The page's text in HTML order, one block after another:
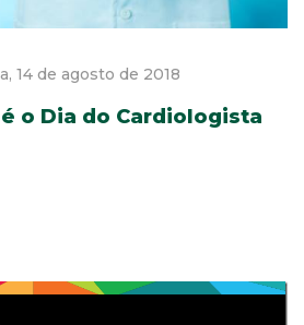
14 de agosto de 2018
o Dia do Cardiologista